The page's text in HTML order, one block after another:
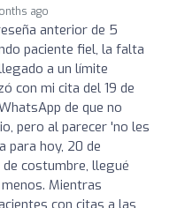
ago
anterior de 5
paciente fiel, la falta
a un límite
con mi cita del 19 de
de que no
pero al parecer 'no les
para hoy, 20 de
de costumbre, llegué
Mientras
con citas a las